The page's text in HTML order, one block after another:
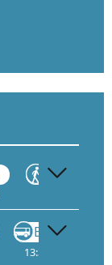
Gå
Buss
13:37